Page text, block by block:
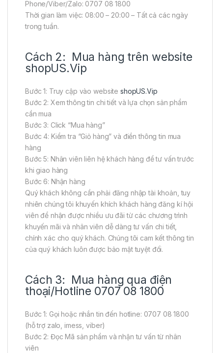
Phone/Viber/Zalo: 0707 08 1800
Thời gian làm việc: 08:00 – 20:00 – Tất cả các ngày
trong tuần.
Cách 2: Mua hàng trên website
shopUS.Vip
Bước 1: Truy cập vào website shopUS.Vip
Bước 2: Xem thông tin chi tiết và lựa chọn sản phẩm
cần mua
Bước 3: Click “Mua hàng”
Bước 4: Kiểm tra “Giỏ hàng” và điền thông tin mua
hàng
Bước 5: Nhân viên liên hệ khách hàng để tư vấn trước
khi giao hàng
Bước 6: Nhận hàng
Quý khách không cần phải đăng nhập tài khoản, tuy
nhiên chúng tôi khuyến khích khách hàng đăng kí hội
viên để nhận được nhiều ưu đãi từ các chương trình
khuyến mãi và nhân viên dễ dàng tư vấn chi tiết,
chính xác cho quý khách. Chúng tôi cam kết thông tin
của quý khách luôn được bảo mật tuyệt đối.
Cách 3: Mua hàng qua điện
thoại/Hotline 0707 08 1800
Bước 1: Gọi hoặc nhắn tin đến hotline: 0707 08 1800
(hỗ trợ zalo, imess, viber)
Bước 2: Đọc Mã sản phẩm và nhận tư vấn từ nhân
viên